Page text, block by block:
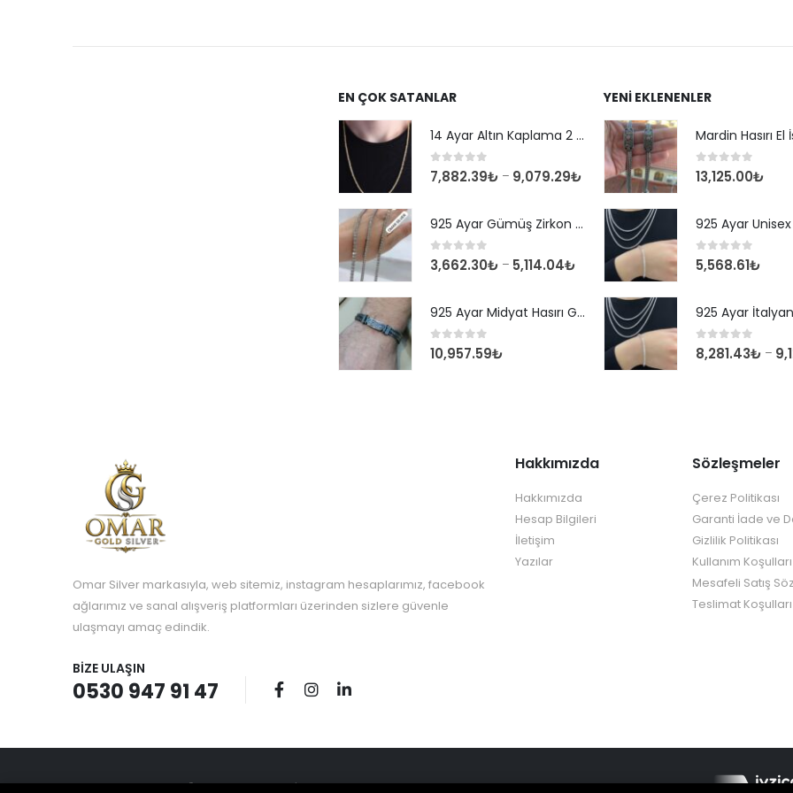
EN ÇOK SATANLAR
14 Ayar Altın Kaplama 2 mm Kare Kral Zincir Kolye
0 out of 5
7,882.39₺ – 9,079.29₺
925 Ayar Gümüş Zirkon Taşlı Yuvarlak Suyolu Bileklik
0 out of 5
3,662.30₺ – 5,114.04₺
925 Ayar Midyat Hasırı Gümüş Erkek Bilekliği
0out of 5
10,957.59₺
YENI EKLENENLER
0out of 5
13,125.00₺
0 out of 5
5,568.61₺
0 out of 5
8,281.43₺ –
Omar Silver markasıyla, web sitemiz, instagram hesaplarımız, facebook
ağlarımız ve sanal alışveriş platformları üzerinden sizlere güvenle
ulaşmayı amaç edindik.
BIZE ULAŞIN
0530 947 91 47
Hakkımızda
Hakkımızda
Hesap Bilgileri
İletişim
Yazılar
Sözleşmeler
Çerez Politikası
Garanti İade ve
Gizlilik Politikası
Kullanım Koşulları
Mesafeli Satış
Teslimat Koşulları